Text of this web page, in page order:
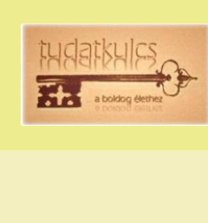
Ugrás
navigációhoz
Kilépés
tartalomba
HÚZZ EGY KÁRTYÁT!